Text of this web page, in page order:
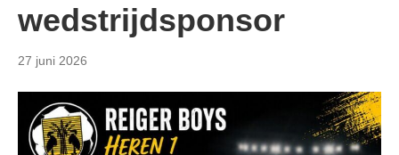
wedstrijdsponsor
27 juni 2026